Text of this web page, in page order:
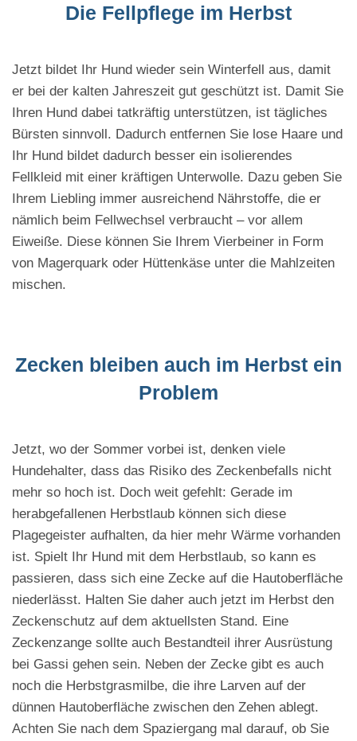
Die Fellpflege im Herbst
Jetzt bildet Ihr Hund wieder sein Winterfell aus, damit
er bei der kalten Jahreszeit gut geschützt ist. Damit Sie
Ihren Hund dabei tatkräftig unterstützen, ist tägliches
Bürsten sinnvoll. Dadurch entfernen Sie lose Haare und
Ihr Hund bildet dadurch besser ein isolierendes
Fellkleid mit einer kräftigen Unterwolle. Dazu geben Sie
Ihrem Liebling immer ausreichend Nährstoffe, die er
nämlich beim Fellwechsel verbraucht – vor allem
Eiweiße. Diese können Sie Ihrem Vierbeiner in Form
von Magerquark oder Hüttenkäse unter die Mahlzeiten
mischen.
Zecken bleiben auch im Herbst ein
Problem
Jetzt, wo der Sommer vorbei ist, denken viele
Hundehalter, dass das Risiko des Zeckenbefalls nicht
mehr so hoch ist. Doch weit gefehlt: Gerade im
herabgefallenen Herbstlaub können sich diese
Plagegeister aufhalten, da hier mehr Wärme vorhanden
ist. Spielt Ihr Hund mit dem Herbstlaub, so kann es
passieren, dass sich eine Zecke auf die Hautoberfläche
niederlässt. Halten Sie daher auch jetzt im Herbst den
Zeckenschutz auf dem aktuellsten Stand. Eine
Zeckenzange sollte auch Bestandteil ihrer Ausrüstung
bei Gassi gehen sein. Neben der Zecke gibt es auch
noch die Herbstgrasmilbe, die ihre Larven auf der
dünnen Hautoberfläche zwischen den Zehen ablegt.
Achten Sie nach dem Spaziergang mal darauf, ob Sie